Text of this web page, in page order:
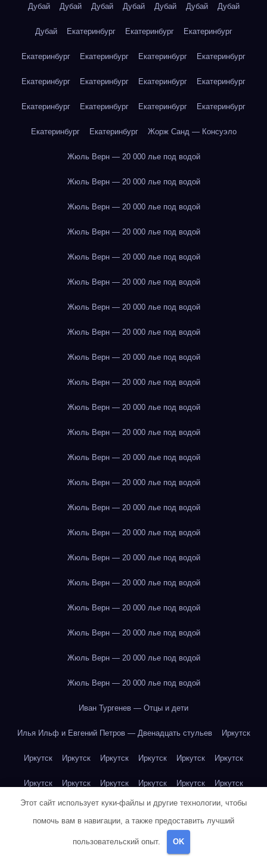
Дубай Дубай Дубай Дубай Дубай Дубай Дубай
Дубай Екатеринбург Екатеринбург Екатеринбург
Екатеринбург Екатеринбург Екатеринбург Екатеринбург
Екатеринбург Екатеринбург Екатеринбург Екатеринбург
Екатеринбург Екатеринбург Екатеринбург Екатеринбург
Екатеринбург Екатеринбург Жорж Санд — Консуэло
Жюль Верн — 20 000 лье под водой
Жюль Верн — 20 000 лье под водой
Жюль Верн — 20 000 лье под водой
Жюль Верн — 20 000 лье под водой
Жюль Верн — 20 000 лье под водой
Жюль Верн — 20 000 лье под водой
Жюль Верн — 20 000 лье под водой
Жюль Верн — 20 000 лье под водой
Жюль Верн — 20 000 лье под водой
Жюль Верн — 20 000 лье под водой
Жюль Верн — 20 000 лье под водой
Жюль Верн — 20 000 лье под водой
Жюль Верн — 20 000 лье под водой
Жюль Верн — 20 000 лье под водой
Жюль Верн — 20 000 лье под водой
Жюль Верн — 20 000 лье под водой
Жюль Верн — 20 000 лье под водой
Жюль Верн — 20 000 лье под водой
Жюль Верн — 20 000 лье под водой
Жюль Верн — 20 000 лье под водой
Жюль Верн — 20 000 лье под водой
Жюль Верн — 20 000 лье под водой
Иван Тургенев — Отцы и дети
Илья Ильф и Евгений Петров — Двенадцать стульев Иркутск
Иркутск Иркутск Иркутск Иркутск Иркутск Иркутск
Иркутск Иркутск Иркутск Иркутск Иркутск Иркутск
Иркутск Иркутск Иркутск Иркутск Иркутск Иркутск
Иркутск Йогурт
Этот сайт использует куки-файлы и другие технологии, чтобы
помочь вам в навигации, а также предоставить лучший
пользовательский опыт. OK